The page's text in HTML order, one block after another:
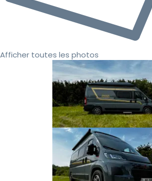
Afficher toutes les photos